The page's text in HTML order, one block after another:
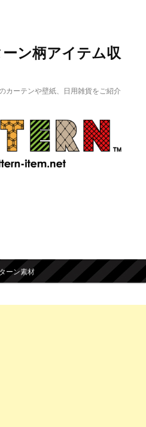
ン柄アイテム収
カーテンや壁紙、日用雑貨をご紹介
ーン素材